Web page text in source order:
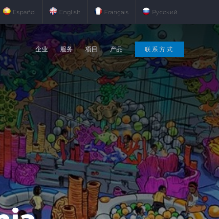
Español English Français Русский
企业 服务 项目 产品 联系方式